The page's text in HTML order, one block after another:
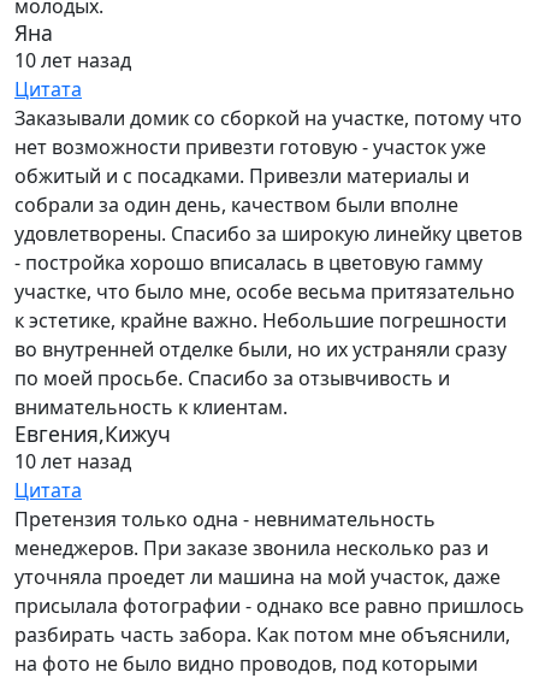
молодых.
Яна
10 лет назад
Цитата
Заказывали домик со сборкой на участке, потому что
нет возможности привезти готовую - участок уже
обжитый и с посадками. Привезли материалы и
собрали за один день, качеством были вполне
удовлетворены. Спасибо за широкую линейку цветов
- постройка хорошо вписалась в цветовую гамму
участке, что было мне, особе весьма притязательно
к эстетике, крайне важно. Небольшие погрешности
во внутренней отделке были, но их устраняли сразу
по моей просьбе. Спасибо за отзывчивость и
внимательность к клиентам.
Евгения,Кижуч
10 лет назад
Цитата
Претензия только одна - невнимательность
менеджеров. При заказе звонила несколько раз и
уточняла проедет ли машина на мой участок, даже
присылала фотографии - однако все равно пришлось
разбирать часть забора. Как потом мне объяснили,
на фото не было видно проводов, под которыми